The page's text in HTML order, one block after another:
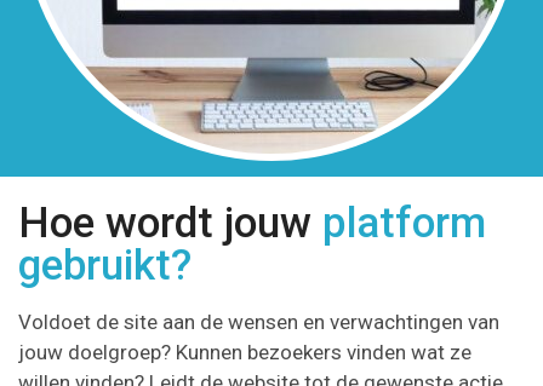
Hoe wordt jouw platform
gebruikt?
Voldoet de site aan de wensen en verwachtingen van
jouw doelgroep? Kunnen bezoekers vinden wat ze